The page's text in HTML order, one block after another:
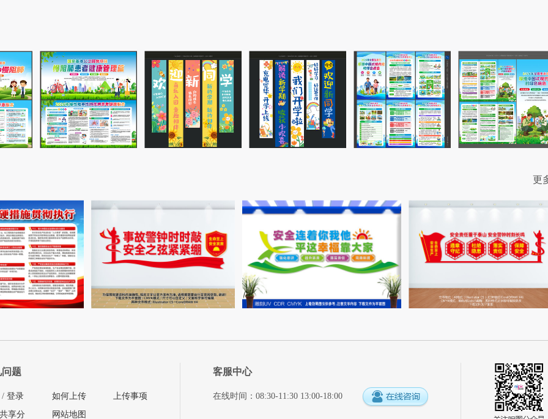
更
题
/ 登录
享分
如何上传
网站地图
上传事项
客服中心
在线时间：08:30-11:30 13:00-18:00